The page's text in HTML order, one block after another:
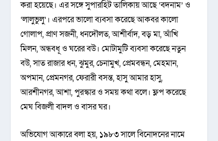
করা হয়েছে। এর সঙ্গে সুপারহিট তালিকায় আছে ‘বদনাম’ ও
‘লালুভুলু’। এরপরে ভালো ব্যবসা করেছে আকবর কালো
গোলাপ, প্রাণ সজনী, ধনদৌলত, আশীর্বাদ, বড় মা, আঁখি
মিলন, অন্ধবধূ ও ঘরের বউ। মোটামুটি ব্যবসা করেছে নতুন
বউ, সাত রাজার ধন, ঝুমুর, চেনামুখ, প্রেমবন্ধন, মেহমান,
অপমান, প্রেমনগর, ফেরারী বসন্ত, হাসু আমার হাসু,
আরশীনগর, আশা, পুরস্কার ও সময় কথা বলে। ফ্লপ করেছে
মেঘ বিজলী বাদল ও বাসর ঘর।
অভিযোগ আকারে বলা হয়, ১৯৮৩ সালে বিনোদনের নামে